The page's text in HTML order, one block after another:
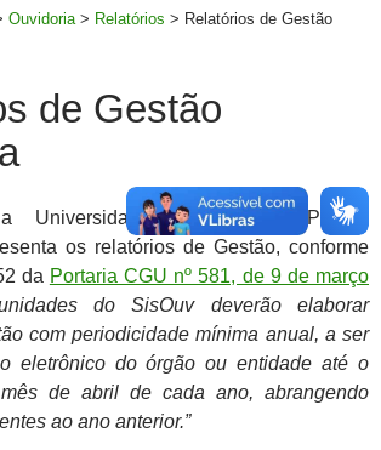
Ouvidoria > Relatórios > Relatórios de Gestão
de Gestão
Universidade Federal do Pampa
os relatórios de Gestão, conforme
da Portaria CGU nº 581, de 9 de março
do SisOuv deverão elaborar
com periodicidade mínima anual, a ser
eletrônico do órgão ou entidade até o
de abril de cada ano, abrangendo
ao ano anterior.”